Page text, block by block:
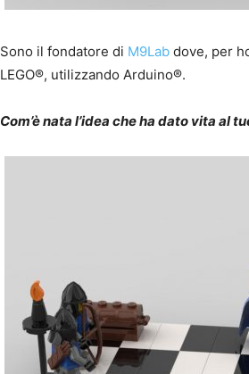
Sono il fondatore di M9Lab dove, per
LEGO®, utilizzando Arduino®.
Com’è nata l’idea che ha dato vita al